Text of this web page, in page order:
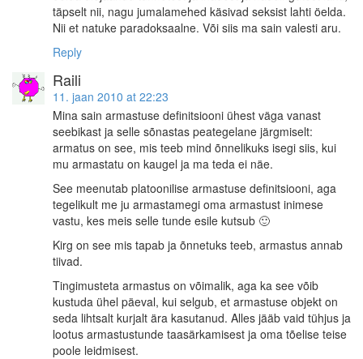
täpselt nii, nagu jumalamehed käsivad seksist lahti öelda.
Nii et natuke paradoksaalne. Või siis ma sain valesti aru.
Reply
Raili
11. jaan 2010 at 22:23
Mina sain armastuse definitsiooni ühest väga vanast
seebikast ja selle sõnastas peategelane järgmiselt:
armatus on see, mis teeb mind õnnelikuks isegi siis, kui
mu armastatu on kaugel ja ma teda ei näe.
See meenutab platoonilise armastuse definitsiooni, aga
tegelikult me ju armastamegi oma armastust inimese
vastu, kes meis selle tunde esile kutsub 🙂
Kirg on see mis tapab ja õnnetuks teeb, armastus annab
tiivad.
Tingimusteta armastus on võimalik, aga ka see võib
kustuda ühel päeval, kui selgub, et armastuse objekt on
seda lihtsalt kurjalt ära kasutanud. Alles jääb vaid tühjus ja
lootus armastustunde taasärkamisest ja oma tõelise teise
poole leidmisest.